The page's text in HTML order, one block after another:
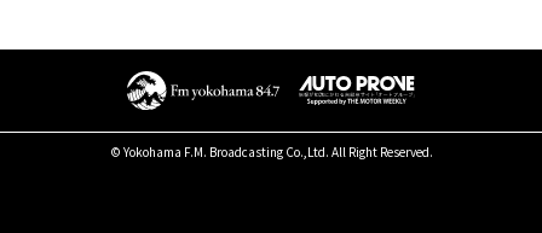
© Yokohama F.M. Broadcasting Co.,Ltd. All Right Reserved.